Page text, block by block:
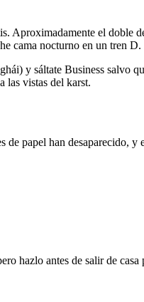
Aproximadamente el doble
cama nocturno en un tren D.
y sáltate Business salvo
las vistas del karst.
papel han desaparecido, y
hazlo antes de salir de casa